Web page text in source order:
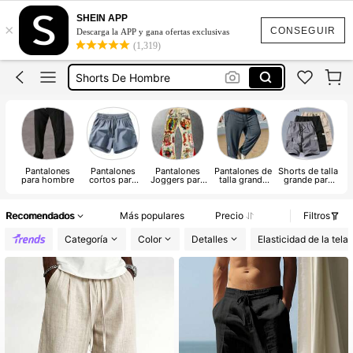
CONSEGUIR
×
SHEIN APP
Descarga la APP y gana ofertas exclusivas
(1,319)
Bermuda Hombre
Pantalones De Hombre
Shorts De Hombre
Pans Para Hombre
Bermuda Hombre
Pantalones De Hombre
Pantalones
para hombre
Pantalones
cortos para
Pantalones
Joggers para
Pantalones de
talla grande
Shorts de talla
grande para
Recomendados Más populares Precio
Filtros
Categoría
Color Detalles Elasticidad de la tela